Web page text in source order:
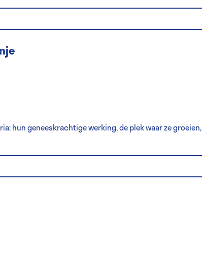
hun geneeskrachtige werking, de plek waar ze groeien,